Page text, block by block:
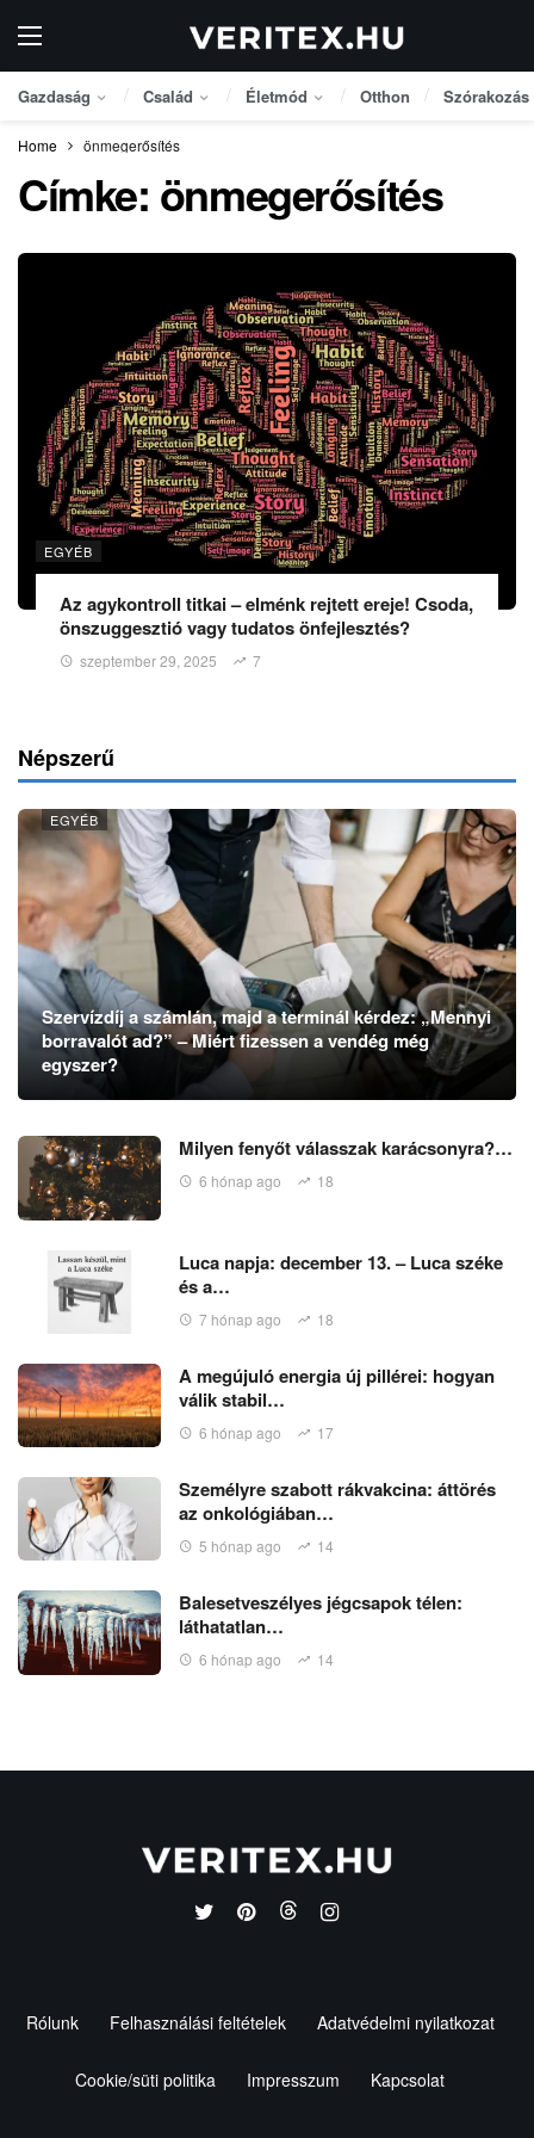
Gazdaság Család Életmód Otthon Szórakozás
Home önmegerősítés
Címke: önmegerősítés
EGYÉB
Az agykontroll titkai – elménk rejtett ereje! Csoda,
önszuggesztió vagy tudatos önfejlesztés?
szeptember 29, 2025 7
Népszerű
EGYÉB
Szervízdíj a számlán, majd a terminál kérdez: „Mennyi
borravalót ad?” – Miért fizessen a vendég még
egyszer?
Milyen fenyőt válasszak karácsonyra?…
6 hónap ago 18
Luca napja: december 13. – Luca széke
és a…
7 hónap ago 18
A megújuló energia új pillérei: hogyan
válik stabil…
6 hónap ago 17
Személyre szabott rákvakcina: áttörés
az onkológiában…
5 hónap ago 14
Balesetveszélyes jégcsapok télen:
láthatatlan…
6 hónap ago 14
Rólunk Felhasználási feltételek Adatvédelmi nyilatkozat
Cookie/süti politika Impresszum Kapcsolat